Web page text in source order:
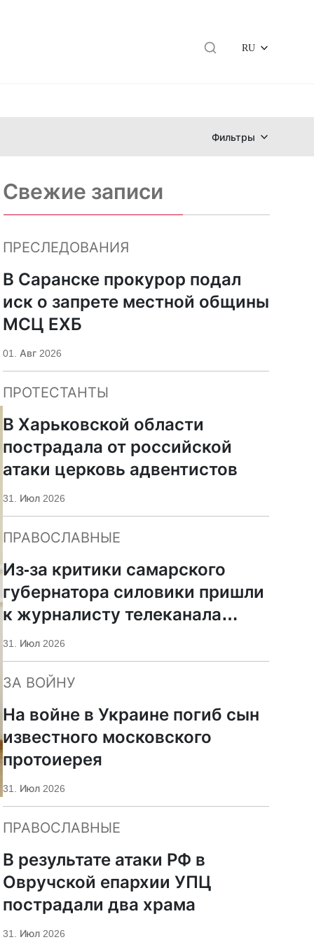
RU
Фильтры
Свежие записи
ПРЕСЛЕДОВАНИЯ
В Саранске прокурор подал
иск о запрете местной общины
МСЦ ЕХБ
01. Авг 2026
ПРОТЕСТАНТЫ
В Харьковской области
пострадала от российской
атаки церковь адвентистов
31. Июл 2026
ПРАВОСЛАВНЫЕ
Из-за критики самарского
губернатора силовики пришли
к журналисту телеканала
«Царьград»
31. Июл 2026
ЗА ВОЙНУ
На войне в Украине погиб сын
известного московского
протоиерея
31. Июл 2026
ПРАВОСЛАВНЫЕ
В результате атаки РФ в
Овручской епархии УПЦ
пострадали два храма
31. Июл 2026